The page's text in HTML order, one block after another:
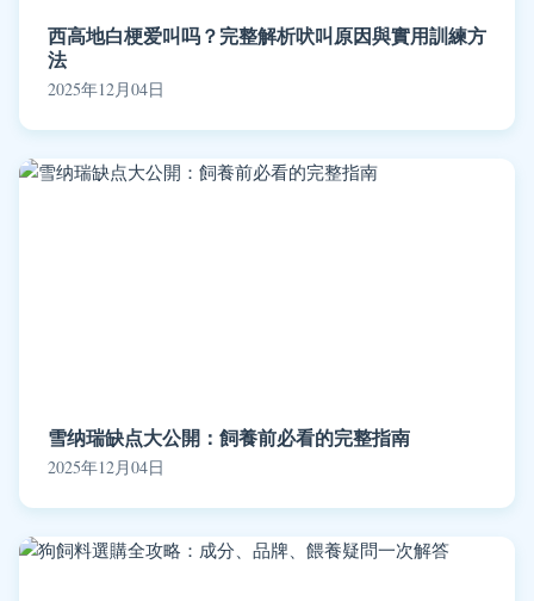
西高地白梗爱叫吗？完整解析吠叫原因與實用訓練方
法
2025年12月04日
雪纳瑞缺点大公開：飼養前必看的完整指南
2025年12月04日